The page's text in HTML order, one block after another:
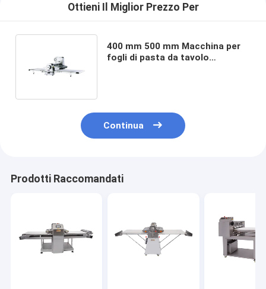
Ottieni Il Miglior Prezzo Per
400 mm 500 mm Macchina per
fogli di pasta da tavolo
Continua
Prodotti Raccomandati